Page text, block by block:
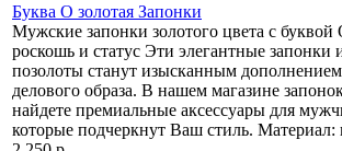
Буква О золотая Запонки
Мужские запонки золотого цвета с буквой
роскошь и статус Эти элегантные запонки
позолоты станут изысканным
делового образа. В нашем магазине
найдете премиальные аксессуары для
которые подчеркнут Ваш стиль. Материал: